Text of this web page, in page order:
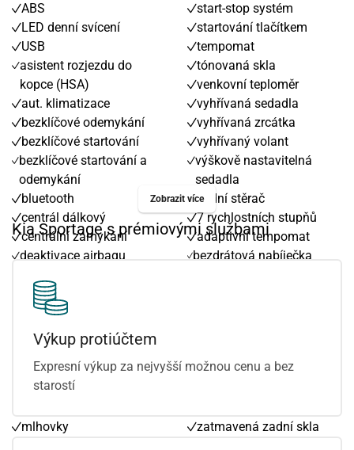
ABS
LED denní svícení
USB
asistent rozjezdu do
kopce (HSA)
aut. klimatizace
bezklíčové odemykání
bezklíčové startování
bezklíčové startování a
odemykání
bluetooth
centrál dálkový
centrální zamykání
deaktivace airbagu
dvouzónová klimatizace
el. okna
el. seřiditelná sedadla
el. sklopná zrcátka
el. zrcátka
hands free
mlhovky
start-stop systém
startování tlačítkem
tempomat
tónovaná skla
venkovní teploměr
vyhřívaná sedadla
vyhřívaná zrcátka
vyhřívaný volant
výškově nastavitelná
sedadla
zadní stěrač
7 rychlostních stupňů
adaptivní tempomat
bezdrátová nabíječka
hlídání provozu při
zatmavená zadní skla
Zobrazit více
Kia Sportage s prémiovými službami
Výkup protiúčtem
Expresní výkup za nejvyšší možnou cenu a bez
starostí